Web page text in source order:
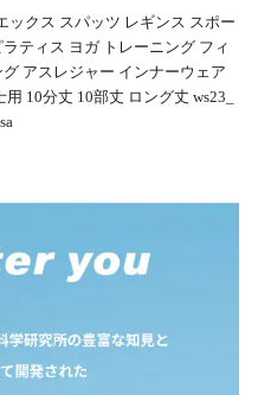
ックス スパッツ レギンス スポー
ティス ヨガ トレーニング フィ
アスレジャー インナーウェア
10分丈 10部丈 ロング丈 ws23_